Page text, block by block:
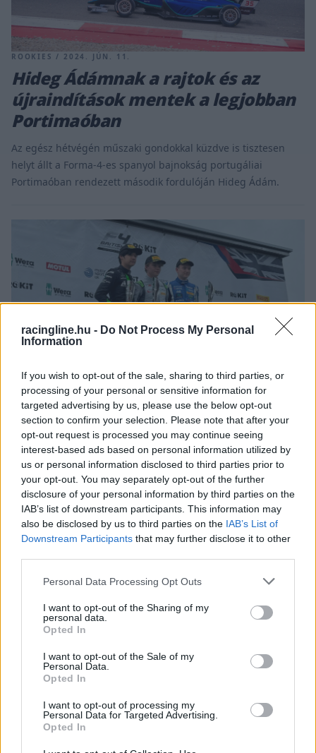
racingline.hu - Do Not Process My Personal
Information
If you wish to opt-out of the sale, sharing to third parties, or
processing of your personal or sensitive information for
targeted advertising by us, please use the below opt-out
section to confirm your selection. Please note that after your
opt-out request is processed you may continue seeing
interest-based ads based on personal information utilized by
us or personal information disclosed to third parties prior to
your opt-out. You may separately opt-out of the further
disclosure of your personal information by third parties on the
IAB’s list of downstream participants. This information may
also be disclosed by us to third parties on the IAB’s List of
Downstream Participants that may further disclose it to other
Please note that this website/app uses one or more Google
not limited to your visit or usage behaviour. You may click to
grant or deny consent to Google and its third-party tags to
use your data for below specified purposes in below Google
consent section.
Personal Data Processing Opt Outs
I want to opt-out of the Sharing of my
personal data.
Opted In
I want to opt-out of the Sale of my
Personal Data.
Opted In
I want to opt-out of processing my
Personal Data for Targeted Advertising.
Opted In
ROOKIES / 2024. JÚN. 11.
Hideg Ádámnak a rajtok és az
újraindítások mentek a legjobban
Portimaóban
Az egész hétvégén műszaki gondokkal küzdve is tisztesen
helyt állt a Forma-4-es spanyol bajnokság portugáliai
Portimaóban rendezett második fordulóján Hideg Ádám.
ROOKIES / 2024. MÁJ. 25.
Dobogóval kezdett Molnár Martin
a brit Forma–4 snettertoni
hétvégéjén
A szezon legtechnikásabb pályáján, esőben rendezték az
időmérő edzést és az első futamot, Martin tempója pedig
végig jó volt.